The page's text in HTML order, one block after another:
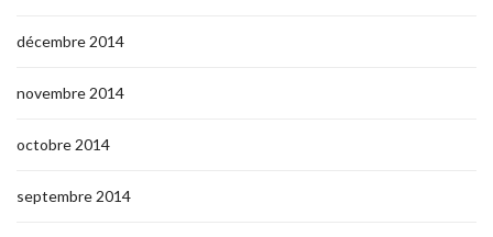
décembre 2014
novembre 2014
octobre 2014
septembre 2014